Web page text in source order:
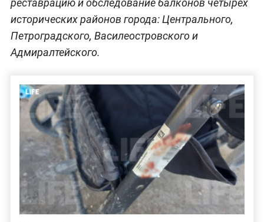
реставрацию и обследование балконов четырёх
исторических районов города: Центрального,
Петроградского, Василеостровского и
Адмиралтейского.